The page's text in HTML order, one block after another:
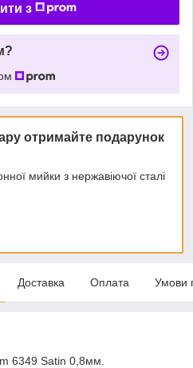
з
отримайте подарунок
мийки з нержавіючої сталі
Доставка Оплата Умови
6349 Satin 0,8мм.